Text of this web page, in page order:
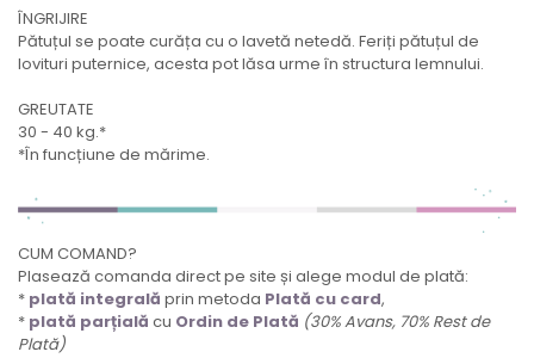
ÎNGRIJIRE
Pătuțul se poate curăța cu o lavetă netedă. Feriți pătuțul de
lovituri puternice, acesta pot lăsa urme în structura lemnului.
GREUTATE
30 - 40 kg.*
*În funcțiune de mărime.
CUM COMAND?
Plasează comanda direct pe site și alege modul de plată:
* plată integrală prin metoda Plată cu card,
* plată parțială cu Ordin de Plată (30% Avans, 70% Rest de
Plată)